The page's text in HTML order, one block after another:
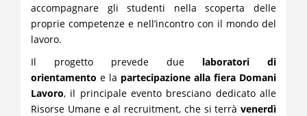
accompagnare gli studenti nella scoperta delle
proprie competenze e nell’incontro con il mondo del
lavoro.
Il progetto prevede due laboratori di
orientamento e la partecipazione alla fiera Domani
Lavoro, il principale evento bresciano dedicato alle
Risorse Umane e al recruitment, che si terrà venerdì